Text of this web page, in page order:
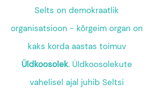
Selts on demokraatlik
organisatsioon - kõrgeim organ on
kaks korda aastas toimuv
Üldkoosolek. Üldkoosolekute
vahelisel ajal juhib Seltsi